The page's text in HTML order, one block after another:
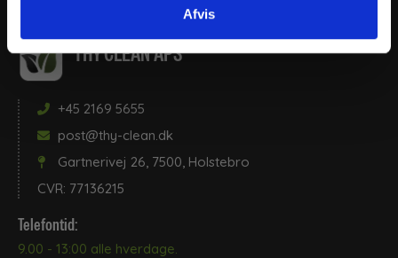
Afvis
THY CLEAN APS
+45 2169 5655
post@thy-clean.dk
Gartnerivej 26, 7500, Holstebro
CVR: 77136215
Telefontid:
9.00 - 13:00 alle hverdage.